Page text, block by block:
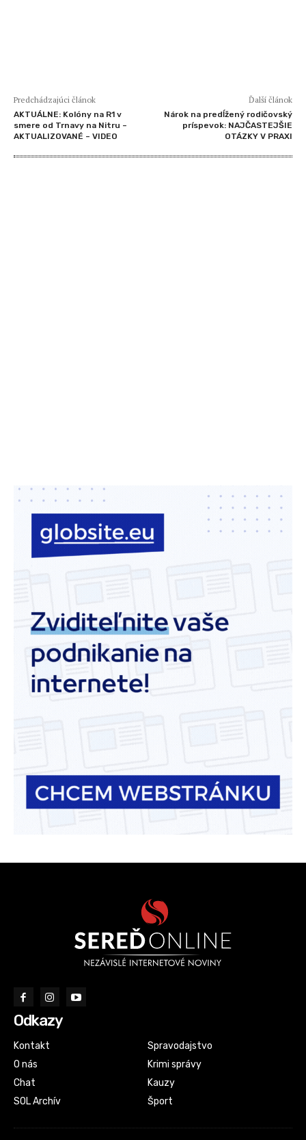
Predchádzajúci článok
AKTUÁLNE: Kolóny na R1 v
smere od Trnavy na Nitru –
AKTUALIZOVANÉ – VIDEO
Ďalší článok
Nárok na predĺžený rodičovský
príspevok: NAJČASTEJŠIE
OTÁZKY V PRAXI
Odkazy
Kontakt
O nás
Chat
SOL Archív
Spravodajstvo
Krimi správy
Kauzy
Šport